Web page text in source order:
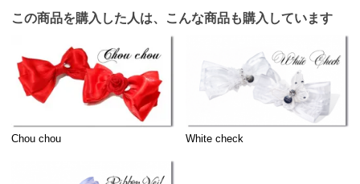
この商品を購入した人は、こんな商品も購入しています
Chou chou White check